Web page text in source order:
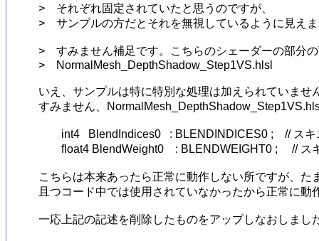
>　それぞれ固定されていたと思うのですが、
>　サンプルの方だとそれを無視しているように見え
>　すみません補足です。こちらのシェーダーの部分
>　NormalMesh_DepthShadow_Step1VS.hlsl
いえ、サンプルは特に特別な処理は加えられていませ
すみません、
こちらは本来あったら正常に動作しない所ですが、
且つコード中では使用されていなかったから正常に
一応上記の記述を削除したものをアップしなおしまし